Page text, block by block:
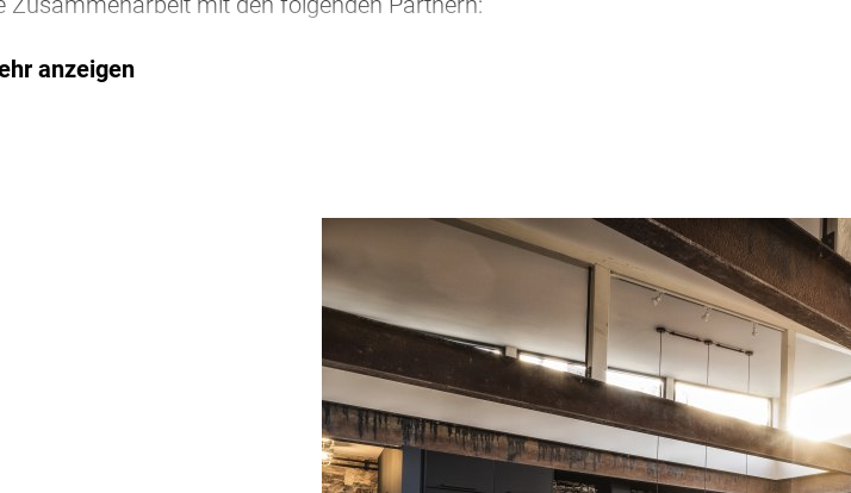
anzeigen
Düsseldorf